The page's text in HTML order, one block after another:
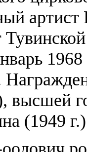
артист
высшей
(1949